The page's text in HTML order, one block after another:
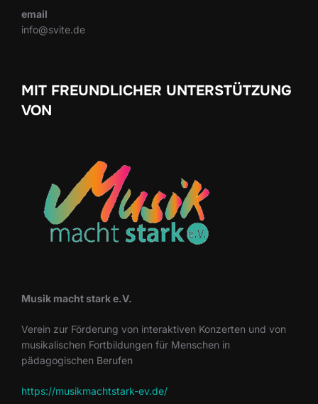
email
info@svite.de
MIT FREUNDLICHER UNTERSTÜTZUNG
VON
Musik macht stark e.V.
Verein zur Förderung von interaktiven Konzerten und von
musikalischen Fortbildungen für Menschen in
pädagogischen Berufen
https://musikmachtstark-ev.de/